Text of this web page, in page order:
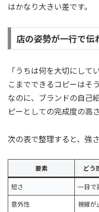
はかなり大きい差です。
店の姿勢が一行で伝
「うちは何を大切にして
こまでできるコピーはそ
なのに、ブランドの自己
ピーとしての完成度の高さ
次の表で整理すると、強
要素 どう
短さ
一目で
意外性
視線が